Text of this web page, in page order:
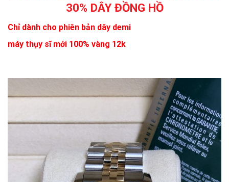
30% DÂY ĐỒNG HỒ
Chỉ dành cho phiên bản dây demi
máy thụy sĩ mới 100% vàng 12k